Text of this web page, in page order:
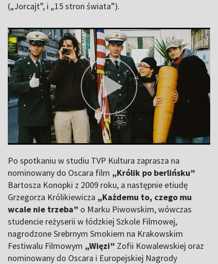
(„Jorcajt”, i „15 stron świata”).
Po spotkaniu w studiu TVP Kultura zaprasza na
nominowany do Oscara film „Królik po berlińsku”
Bartosza Konopki z 2009 roku, a następnie etiudę
Grzegorza Królikiewicza „Każdemu to, czego mu
wcale nie trzeba” o Marku Piwowskim, wówczas
studencie reżyserii w łódzkiej Szkole Filmowej,
nagrodzone Srebrnym Smokiem na Krakowskim
Festiwalu Filmowym „Więzi” Zofii Kowalewskiej oraz
nominowany do Oscara i Europejskiej Nagrody